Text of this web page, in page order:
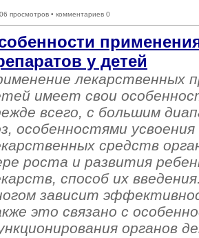
просмотров • комментариев 0
у детей
лекарственных
имеет свои
всего, с большим
особенностями
средств
роста и развития
способ их
зависит
это связано с
органов